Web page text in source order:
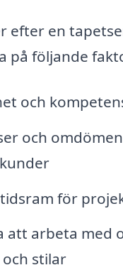
efter en
på följande
och
och
för
att arbeta med
stilar